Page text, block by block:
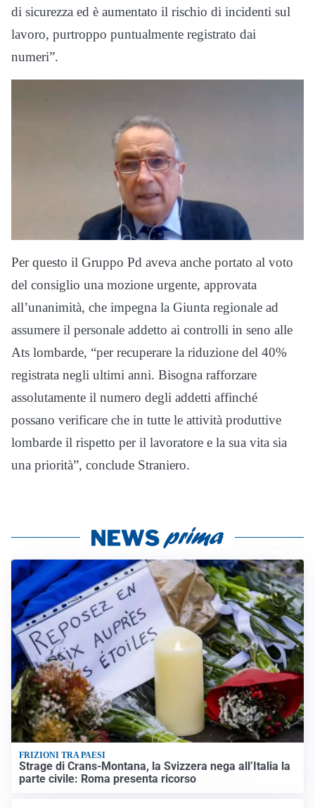
di sicurezza ed è aumentato il rischio di incidenti sul
lavoro, purtroppo puntualmente registrato dai
numeri”.
Per questo il Gruppo Pd aveva anche portato al voto
del consiglio una mozione urgente, approvata
all’unanimità, che impegna la Giunta regionale ad
assumere il personale addetto ai controlli in seno alle
Ats lombarde, “per recuperare la riduzione del 40%
registrata negli ultimi anni. Bisogna rafforzare
assolutamente il numero degli addetti affinché
possano verificare che in tutte le attività produttive
lombarde il rispetto per il lavoratore e la sua vita sia
una priorità”, conclude Straniero.
FRIZIONI TRA PAESI
Strage di Crans-Montana, la Svizzera nega all’Italia la
parte civile: Roma presenta ricorso